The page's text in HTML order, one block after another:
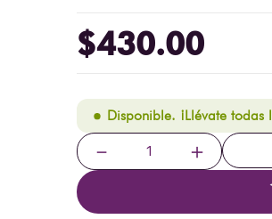
$430.00
Disponible. ¡Llévate todas
＋
－